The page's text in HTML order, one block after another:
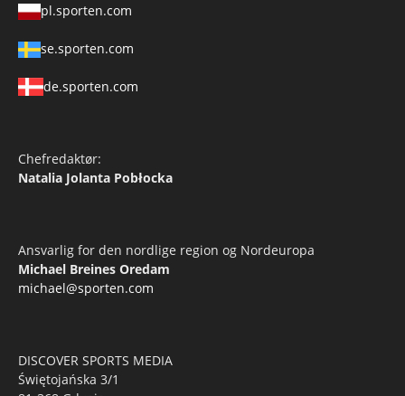
pl.sporten.com
se.sporten.com
de.sporten.com
Chefredaktør:
Natalia Jolanta Pobłocka
Ansvarlig for den nordlige region og Nordeuropa
Michael Breines Oredam
michael@sporten.com
DISCOVER SPORTS MEDIA
Świętojańska 3/1